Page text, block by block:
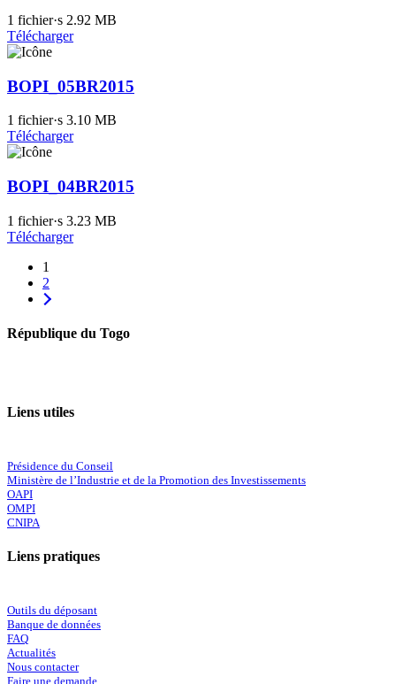
1 fichier·s 2.92 MB
Télécharger
BOPI_05BR2015
1 fichier·s 3.10 MB
Télécharger
BOPI_04BR2015
1 fichier·s 3.23 MB
Télécharger
1
2
République du Togo
Liens utiles
Présidence du Conseil
Ministère de l’Industrie et de la Promotion des Investissements
OAPI
OMPI
CNIPA
Liens pratiques
Outils du déposant
Banque de données
FAQ
Actualités
Nous contacter
Faire une demande